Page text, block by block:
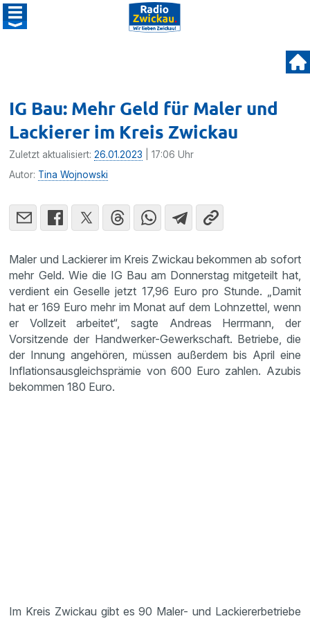
IG Bau: Mehr Geld für Maler und
Lackierer im Kreis Zwickau
Zuletzt aktualisiert:26.01.2023 | 17:06 Uhr
Autor: Tina Wojnowski
Maler und Lackierer im Kreis Zwickau bekommen ab sofort
mehr Geld. Wie die IG Bau am Donnerstag mitgeteilt hat,
verdient ein Geselle jetzt 17,96 Euro pro Stunde. „Damit
hat er 169 Euro mehr im Monat auf dem Lohnzettel, wenn
er Vollzeit arbeitet“, sagte Andreas Herrmann, der
Vorsitzende der Handwerker-Gewerkschaft. Betriebe, die
der Innung angehören, müssen außerdem bis April eine
Inflationsausgleichsprämie von 600 Euro zahlen. Azubis
bekommen 180 Euro.
Im Kreis Zwickau gibt es 90 Maler- und Lackiererbetriebe